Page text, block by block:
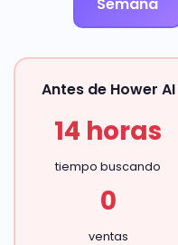
Antes de Hower AI
14 horas
tiempo buscando
0
ventas